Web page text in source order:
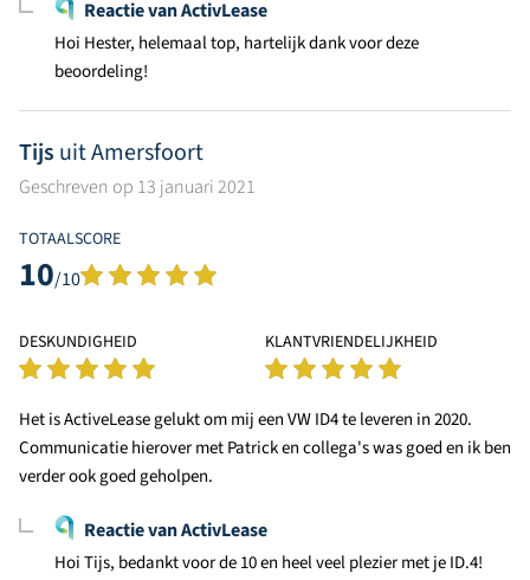
Reactie van ActivLease
Hoi Hester, helemaal top, hartelijk dank voor deze
beoordeling!
Tijs uit Amersfoort
Geschreven op 13 januari 2021
TOTAALSCORE
10/10
DESKUNDIGHEID KLANTVRIENDELIJKHEID
Het is ActiveLease gelukt om mij een VW ID4 te leveren in 2020.
Communicatie hierover met Patrick en collega's was goed en ik ben
verder ook goed geholpen.
Reactie van ActivLease
Hoi Tijs, bedankt voor de 10 en heel veel plezier met je ID.4!